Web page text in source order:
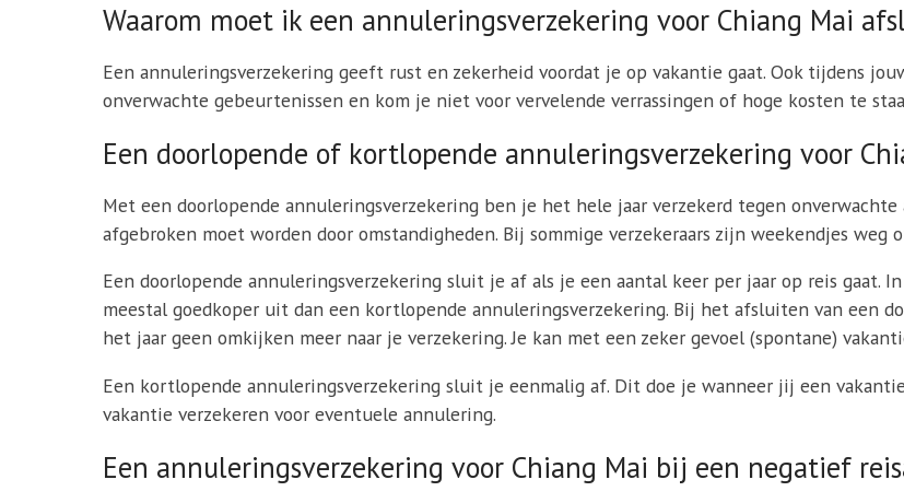
Waarom moet ik een annuleringsverzekering voor Chiang Mai
Een annuleringsverzekering geeft rust en zekerheid voordat je op vakantie gaat. Ook tijdens
onverwachte gebeurtenissen en kom je niet voor vervelende verrassingen of hoge kosten te
Een doorlopende of kortlopende annuleringsverzekering voor
Met een doorlopende annuleringsverzekering ben je het hele jaar verzekerd tegen
afgebroken moet worden door omstandigheden. Bij sommige verzekeraars zijn weekendjes
Een doorlopende annuleringsverzekering sluit je af als je een aantal keer per jaar op reis gaat.
meestal goedkoper uit dan een kortlopende annuleringsverzekering. Bij het afsluiten van een
het jaar geen omkijken meer naar je verzekering. Je kan met een zeker gevoel (spontane)
Een kortlopende annuleringsverzekering sluit je eenmalig af. Dit doe je wanneer jij een
vakantie verzekeren voor eventuele annulering.
Een annuleringsverzekering voor Chiang Mai bij een negatief